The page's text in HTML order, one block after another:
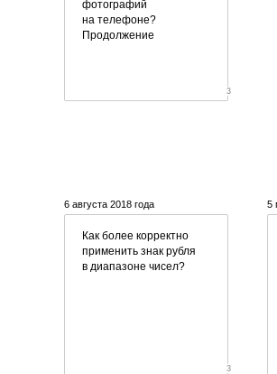
фотографий
на телефоне?
Продолжение
3
6 августа 2018 года
Как более корректно
применить знак рубля
в диапазоне чисел?
3
5